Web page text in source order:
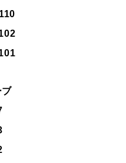
110
ブ